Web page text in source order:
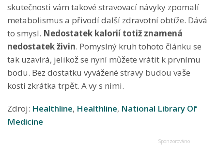
skutečnosti vám takové stravovací návyky zpomalí
metabolismus a přivodí další zdravotní obtíže. Dává
to smysl. Nedostatek kalorií totiž znamená
nedostatek živin. Pomyslný kruh tohoto článku se
tak uzavírá, jelikož se nyní můžete vrátit k prvnímu
bodu. Bez dostatku vyvážené stravy budou vaše
kosti zkrátka trpět. A vy s nimi.
Zdroj: Healthline, Healthline, National Library Of
Medicine